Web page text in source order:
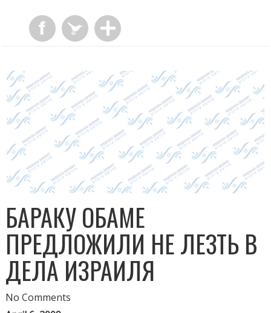
БАРАКУ ОБАМЕ
ПРЕДЛОЖИЛИ НЕ ЛЕЗТЬ В
ДЕЛА ИЗРАИЛЯ
No Comments